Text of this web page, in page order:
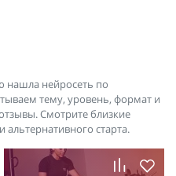
нашла нейросеть по
тему, уровень, формат и
Смотрите близкие
старта.